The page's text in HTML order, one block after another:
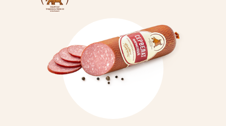
О компании
Производство